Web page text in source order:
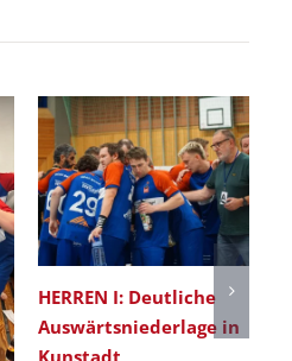
HERREN I: Deutliche
Auswärtsniederlage in
Kunstadt